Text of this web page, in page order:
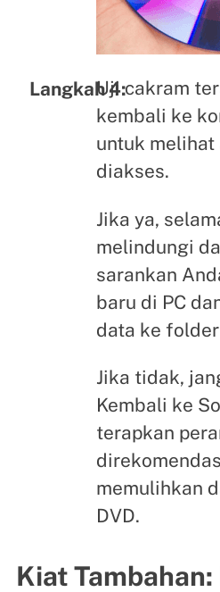
Langkah 4:Uji cakram
kembali ke
untuk melihat
diakses.
Jika ya,
melindungi
sarankan
baru di PC
data ke
Jika tidak,
Kembali ke
terapkan
memulihkan
DVD.
Kiat